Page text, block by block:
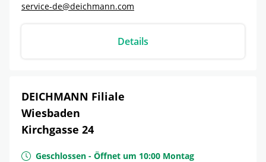
service-de@deichmann.com
Details
DEICHMANN Filiale
Wiesbaden
Kirchgasse 24
Geschlossen - Öffnet um 10:00 Montag